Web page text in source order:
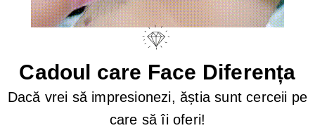
Cadoul care Face Diferența
Dacă vrei să impresionezi, ăștia sunt cerceii pe
care să îi oferi!